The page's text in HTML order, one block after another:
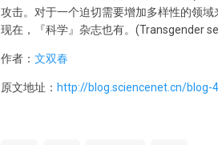
攻击。对于一个迫切需要增加多样性的领
现在，『科学』杂志也有。(Transgender
作者： 文双春
原文地址： http://blog.sciencenet.cn/blog-